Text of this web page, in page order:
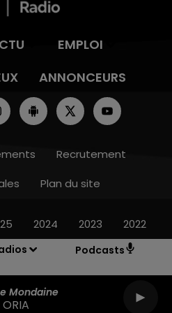
Podcasts
Mondaine
ORIA
EMPLOI
ANNONCEURS
Recrutement
Plan du site
2024 2023 2022